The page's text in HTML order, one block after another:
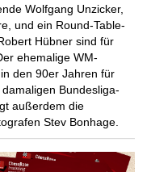
Wolfgang Unzicker,
und ein Round-Table-
Hübner sind für
ehemalige WM-
den 90er Jahren für
Bundesliga-
außerdem die
Stev Bonhage.